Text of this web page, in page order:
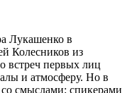
Лукашенко в
Колесников из
встреч первых лиц
и атмосферу. Но в
смыслами: спикерами